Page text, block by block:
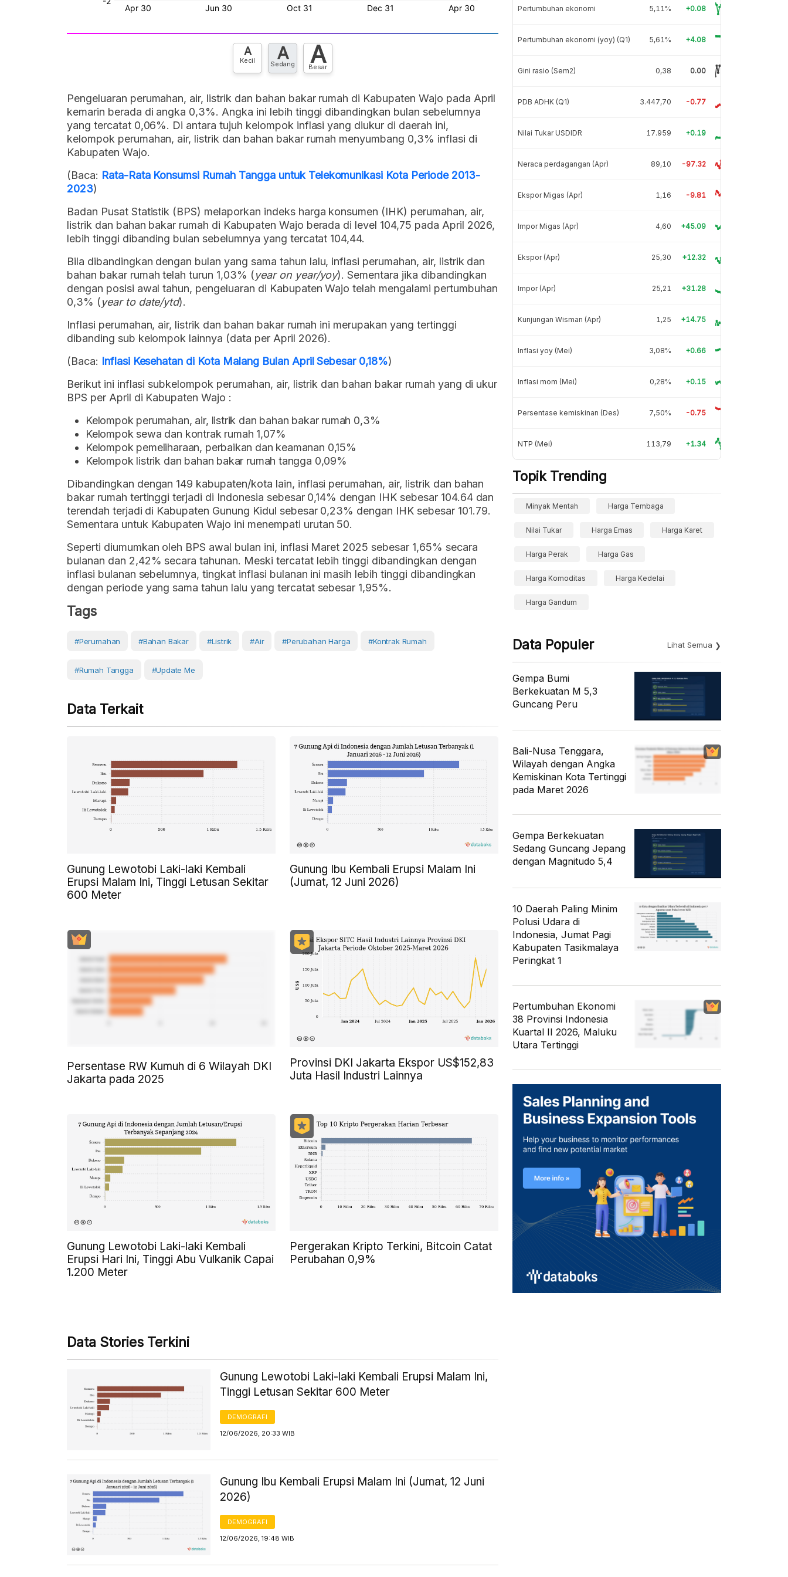
A
Kecil A
Sedang A
Besar
Pengeluaran perumahan, air, listrik dan bahan bakar rumah di Kabupaten Wajo pada April
kemarin berada di angka 0,3%. Angka ini lebih tinggi dibandingkan bulan sebelumnya
yang tercatat 0,06%. Di antara tujuh kelompok inflasi yang diukur di daerah ini,
kelompok perumahan, air, listrik dan bahan bakar rumah menyumbang 0,3% inflasi di
Kabupaten Wajo.
(Baca: Rata-Rata Konsumsi Rumah Tangga untuk Telekomunikasi Kota Periode 2013-
2023)
Badan Pusat Statistik (BPS) melaporkan indeks harga konsumen (IHK) perumahan, air,
listrik dan bahan bakar rumah di Kabupaten Wajo berada di level 104,75 pada April 2026,
lebih tinggi dibanding bulan sebelumnya yang tercatat 104,44.
Bila dibandingkan dengan bulan yang sama tahun lalu, inflasi perumahan, air, listrik dan
bahan bakar rumah telah turun 1,03% (year on year/yoy). Sementara jika dibandingkan
dengan posisi awal tahun, pengeluaran di Kabupaten Wajo telah mengalami pertumbuhan
0,3% (year to date/ytd).
Inflasi perumahan, air, listrik dan bahan bakar rumah ini merupakan yang tertinggi
dibanding sub kelompok lainnya (data per April 2026).
(Baca: Inflasi Kesehatan di Kota Malang Bulan April Sebesar 0,18%)
Berikut ini inflasi subkelompok perumahan, air, listrik dan bahan bakar rumah yang di ukur
BPS per April di Kabupaten Wajo :
Kelompok perumahan, air, listrik dan bahan bakar rumah 0,3%
Kelompok sewa dan kontrak rumah 1,07%
Kelompok pemeliharaan, perbaikan dan keamanan 0,15%
Kelompok listrik dan bahan bakar rumah tangga 0,09%
Dibandingkan dengan 149 kabupaten/kota lain, inflasi perumahan, air, listrik dan bahan
bakar rumah tertinggi terjadi di Indonesia sebesar 0,14% dengan IHK sebesar 104.64 dan
terendah terjadi di Kabupaten Gunung Kidul sebesar 0,23% dengan IHK sebesar 101.79.
Sementara untuk Kabupaten Wajo ini menempati urutan 50.
Seperti diumumkan oleh BPS awal bulan ini, inflasi Maret 2025 sebesar 1,65% secara
bulanan dan 2,42% secara tahunan. Meski tercatat lebih tinggi dibandingkan dengan
inflasi bulanan sebelumnya, tingkat inflasi bulanan ini masih lebih tinggi dibandingkan
dengan periode yang sama tahun lalu yang tercatat sebesar 1,95%.
Tags
#Perumahan #Bahan Bakar #Listrik #Air #Perubahan Harga #kontrak Rumah
#Rumah Tangga #Update Me
Data Terkait
Gunung Lewotobi Laki-laki Kembali
Erupsi Malam Ini, Tinggi Letusan Sekitar
600 Meter
Gunung Ibu Kembali Erupsi Malam Ini
(Jumat, 12 Juni 2026)
Persentase RW Kumuh di 6 Wilayah DKI
Jakarta pada 2025
Provinsi DKI Jakarta Ekspor US$152,83
Juta Hasil Industri Lainnya
Gunung Lewotobi Laki-laki Kembali
Erupsi Hari Ini, Tinggi Abu Vulkanik Capai
1.200 Meter
Pergerakan Kripto Terkini, Bitcoin Catat
Perubahan 0,9%
Data Stories Terkini
Gunung Lewotobi Laki-laki Kembali Erupsi Malam Ini,
Tinggi Letusan Sekitar 600 Meter
DEMOGRAFI
12/06/2026, 20:33 WIB
Gunung Ibu Kembali Erupsi Malam Ini (Jumat, 12 Juni
2026)
DEMOGRAFI
12/06/2026, 19:48 WIB
Pertumbuhan ekonomi 5,11% +0.08
Pertumbuhan ekonomi (yoy) (Q1) 5,61% +4.08
Gini rasio (Sem2) 0,38 0.00
PDB ADHK (Q1) 3.447,70 -0.77
Nilai Tukar USDIDR 17.959 +0.19
Neraca perdagangan (Apr) 89,10 -97.32
Ekspor Migas (Apr) 1,16 -9.81
Impor Migas (Apr) 4,60 +45.09
Ekspor (Apr) 25,30 +12.32
Impor (Apr) 25,21 +31.28
Kunjungan Wisman (Apr) 1,25 +14.75
Inflasi yoy (Mei) 3,08% +0.66
Inflasi mom (Mei) 0,28% +0.15
Persentase kemiskinan (Des) 7,50% -0.75
NTP (Mei) 113,79 +1.34
Topik Trending
Minyak Mentah Harga Tembaga
Nilai Tukar Harga Emas Harga Karet
Harga Perak Harga Gas
Harga Komoditas Harga Kedelai
Harga Gandum
Data Populer Lihat Semua
Gempa Bumi
Berkekuatan M 5,3
Guncang Peru
Bali-Nusa Tenggara,
Wilayah dengan Angka
Kemiskinan Kota Tertinggi
pada Maret 2026
Gempa Berkekuatan
Sedang Guncang Jepang
dengan Magnitudo 5,4
10 Daerah Paling Minim
Polusi Udara di
Indonesia, Jumat Pagi
Kabupaten Tasikmalaya
Peringkat 1
Pertumbuhan Ekonomi
38 Provinsi Indonesia
Kuartal II 2026, Maluku
Utara Tertinggi